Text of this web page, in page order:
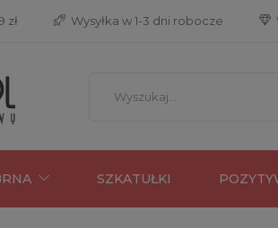
zł  Wysyłka w 1-3 dni robocze 
SZKATUŁKI